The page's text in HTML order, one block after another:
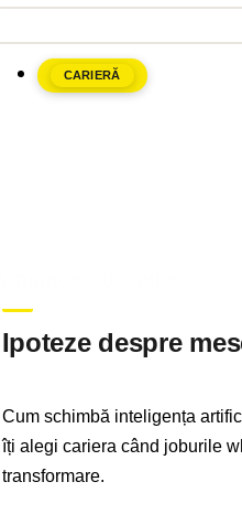
CARIERĂ
Ipoteze despre
Cum schimbă inteligența
îți alegi cariera când joburile
transformare.